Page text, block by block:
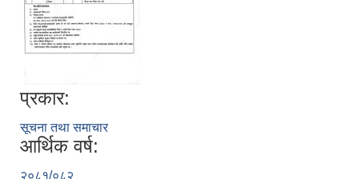
प्रकार:
सूचना तथा समाचार
आर्थिक वर्ष:
२०८१/०८२